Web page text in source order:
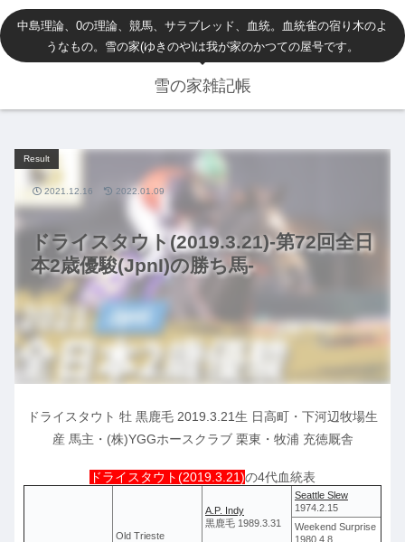
中島理論、0の理論、競馬、サラブレッド、血統。血統雀の宿り木のよ
うなもの。雪の家(ゆきのや)は我が家のかつての屋号です。
雪の家雑記帳
ドライスタウト(2019.3.21)-第72回全日
本2歳優駿(JpnI)の勝ち馬-
Result
2021.12.16 2022.01.09
ドライスタウト 牡 黒鹿毛 2019.3.21生 日高町・下河辺牧場生
産 馬主・(株)YGGホースクラブ 栗東・牧浦 充徳厩舎
ドライスタウト(2019.3.21)の4代血統表
Old Trieste
A.P. Indy
黒鹿毛 1989.3.31
Seattle Slew
1974.2.15
Weekend Surprise
1980.4.8